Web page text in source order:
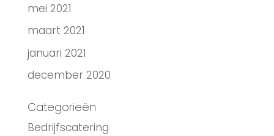
mei 2021
maart 2021
januari 2021
december 2020
Categorieën
Bedrijfscatering